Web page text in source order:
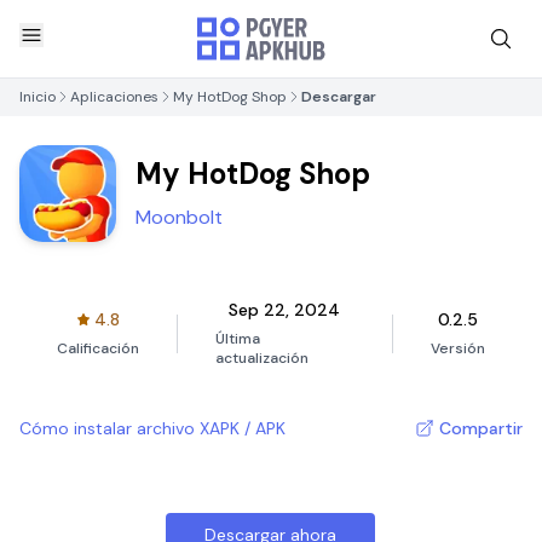
Inicio Aplicaciones My HotDog Shop Descargar
My HotDog Shop
Moonbolt
4.8
Calificación
Sep 22, 2024
Última
actualización
0.2.5
Versión
Cómo instalar archivo XAPK / APK Compartir
Descargar ahora